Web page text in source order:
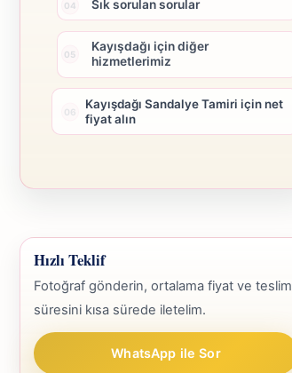
Sık sorulan sorular
Kayışdağı için diğer
hizmetlerimiz
Kayışdağı Sandalye Tamiri için net
fiyat alın
Hızlı Teklif
Fotoğraf gönderin, ortalama fiyat ve teslim
süresini kısa sürede iletelim.
WhatsApp ile Sor